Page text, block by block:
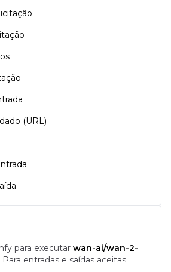
(URL)
para executar wan-ai/wan-2-
Para entradas e saídas aceitas,